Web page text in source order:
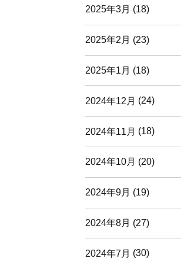
2025年3月 (18)
2025年2月 (23)
2025年1月 (18)
2024年12月 (24)
2024年11月 (18)
2024年10月 (20)
2024年9月 (19)
2024年8月 (27)
2024年7月 (30)